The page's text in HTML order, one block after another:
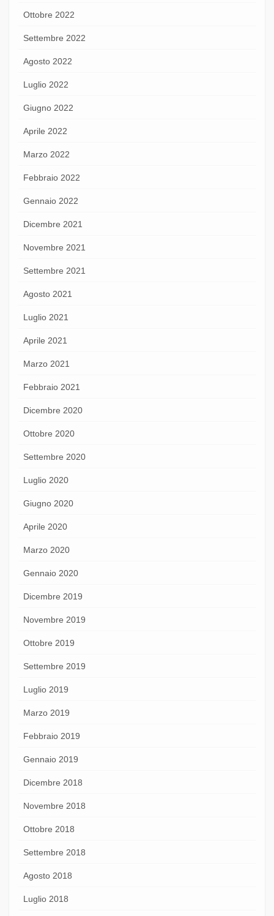
Ottobre 2022
Settembre 2022
Agosto 2022
Luglio 2022
Giugno 2022
Aprile 2022
Marzo 2022
Febbraio 2022
Gennaio 2022
Dicembre 2021
Novembre 2021
Settembre 2021
Agosto 2021
Luglio 2021
Aprile 2021
Marzo 2021
Febbraio 2021
Dicembre 2020
Ottobre 2020
Settembre 2020
Luglio 2020
Giugno 2020
Aprile 2020
Marzo 2020
Gennaio 2020
Dicembre 2019
Novembre 2019
Ottobre 2019
Settembre 2019
Luglio 2019
Marzo 2019
Febbraio 2019
Gennaio 2019
Dicembre 2018
Novembre 2018
Ottobre 2018
Settembre 2018
Agosto 2018
Luglio 2018